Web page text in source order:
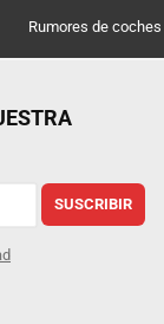
Rumores de coches
SUSCRIBIR